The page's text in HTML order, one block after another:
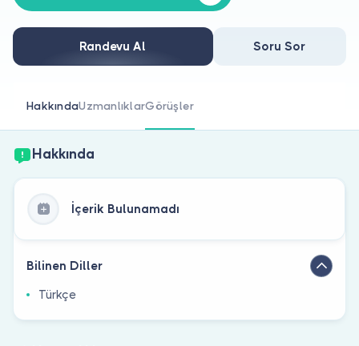
Doktor musunuz?
Randevu Al Soru Sor
HakkındaUzmanlıklarGörüşler
Hakkında
İçerik Bulunamadı
Bilinen Diller
Türkçe